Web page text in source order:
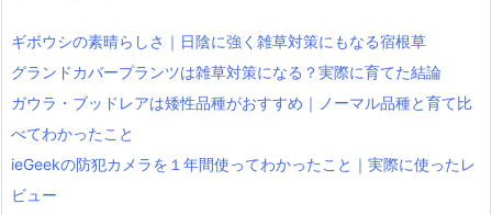
ギボウシの素晴らしさ｜日陰に強く雑草対策にもなる宿根草
グランドカバープランツは雑草対策になる？実際に育てた結論
ガウラ・ブッドレアは矮性品種がおすすめ｜ノーマル品種と育て比
べてわかったこと
ieGeekの防犯カメラを１年間使ってわかったこと｜実際に使ったレ
ビュー